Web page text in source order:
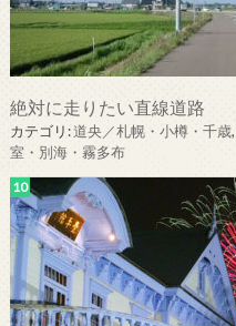
絶対に走りたい直線道路
カテゴリ:道央／札幌・小樽・千歳,
室・別海・霧多布